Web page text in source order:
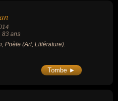
83 ans
Poète (Art, Littérature).
Tombe ►